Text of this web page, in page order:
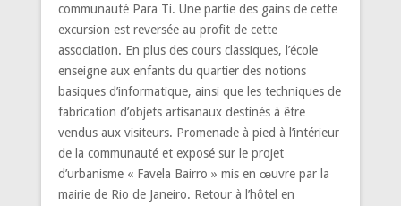
communauté Para Ti. Une partie des gains de cette
excursion est reversée au profit de cette
association. En plus des cours classiques, l’école
enseigne aux enfants du quartier des notions
basiques d’informatique, ainsi que les techniques de
fabrication d’objets artisanaux destinés à être
vendus aux visiteurs. Promenade à pied à l’intérieur
de la communauté et exposé sur le projet
d’urbanisme « Favela Bairro » mis en œuvre par la
mairie de Rio de Janeiro. Retour à l’hôtel en